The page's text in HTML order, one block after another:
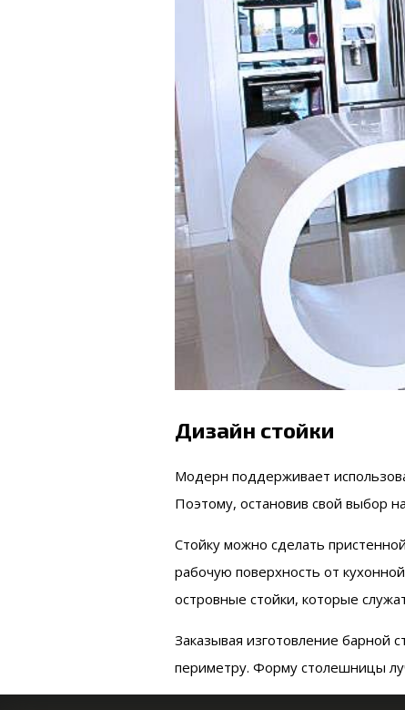
Дизайн стойки
Модерн поддерживает
Поэтому, остановив свой выбор
Стойку можно сделать
рабочую поверхность от
островные стойки, которые
Заказывая изготовление барной
периметру. Форму столешницы